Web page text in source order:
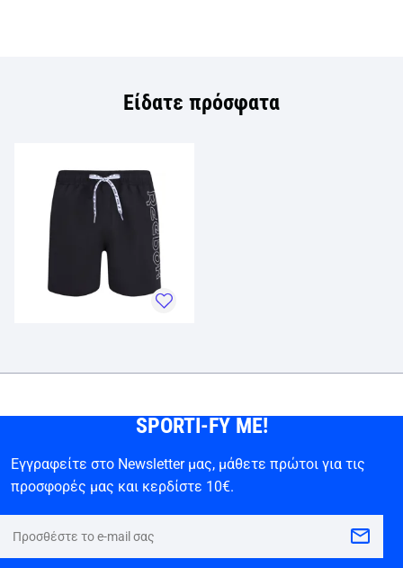
Είδατε πρόσφατα
SPORTI-FY ME!
Εγγραφείτε στο Newsletter μας, μάθετε πρώτοι για τις
προσφορές μας και κερδίστε 10€.